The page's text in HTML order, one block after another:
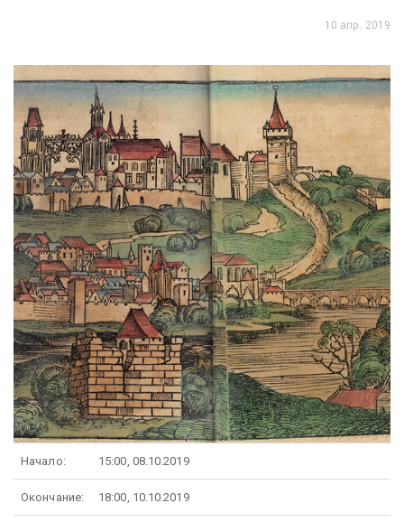
10 апр. 2019
Начало: 15:00, 08.10.2019
Окончание: 18:00, 10.10.2019